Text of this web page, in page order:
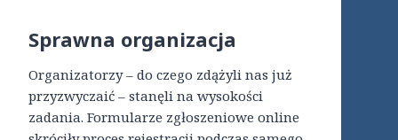
Sprawna organizacja
Organizatorzy – do czego zdążyli nas już
przyzwyczaić – stanęli na wysokości
zadania. Formularze zgłoszeniowe online